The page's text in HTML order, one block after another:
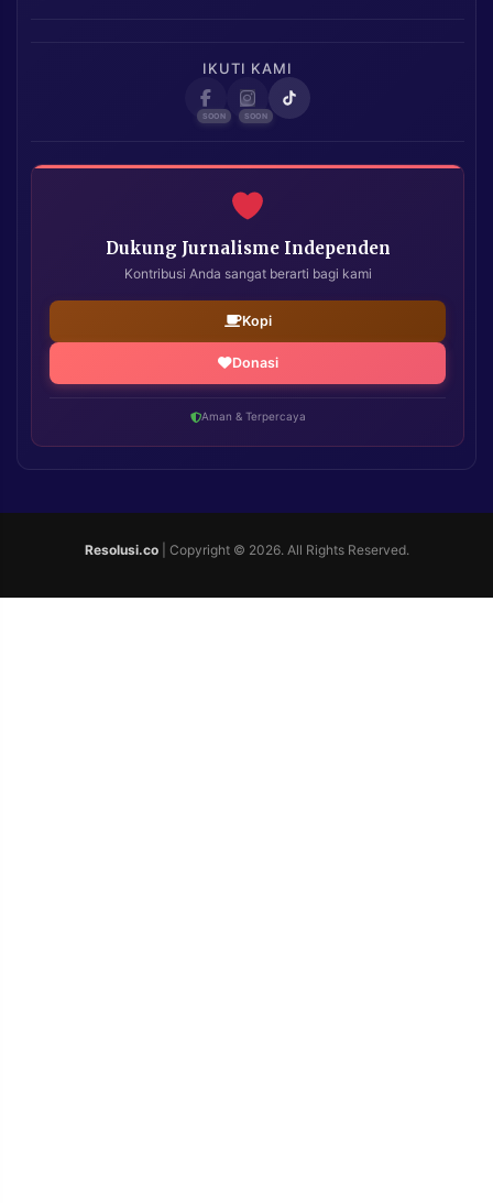
IKUTI KAMI
Dukung Jurnalisme Independen
Kontribusi Anda sangat berarti bagi kami
Kopi
Donasi
Aman & Terpercaya
Resolusi.co| Copyright © 2026. All Rights Reserved.